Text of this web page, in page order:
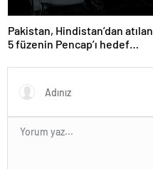
Pakistan, Hindistan’dan atılan
5 füzenin Pencap’ı hedef